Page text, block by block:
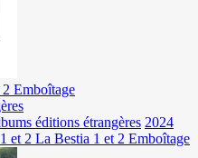
Emboîtage
éditions étrangères 2024
et 2 La Bestia 1 et 2 Emboîtage